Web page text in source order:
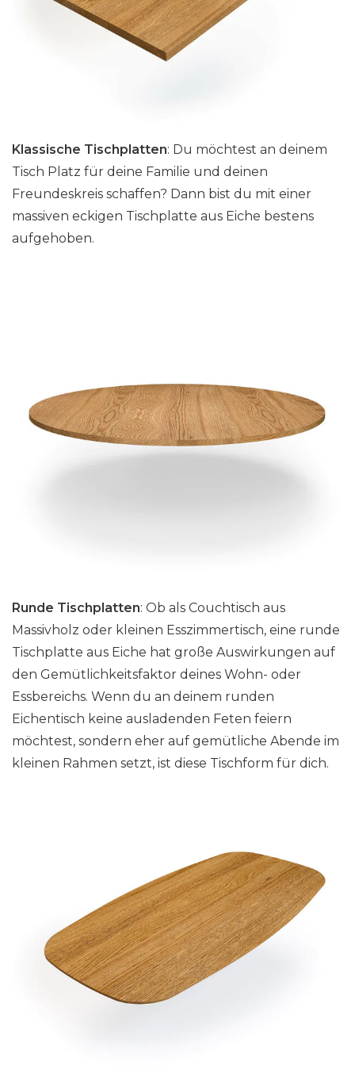
Klassische Tischplatten: Du möchtest an deinem
Tisch Platz für deine Familie und deinen
Freundeskreis schaffen? Dann bist du mit einer
massiven eckigen Tischplatte aus Eiche bestens
aufgehoben.
Runde Tischplatten: Ob als Couchtisch aus
Massivholz oder kleinen Esszimmertisch, eine runde
Tischplatte aus Eiche hat große Auswirkungen auf
den Gemütlichkeitsfaktor deines Wohn- oder
Essbereichs. Wenn du an deinem runden
Eichentisch keine ausladenden Feten feiern
möchtest, sondern eher auf gemütliche Abende im
kleinen Rahmen setzt, ist diese Tischform für dich.